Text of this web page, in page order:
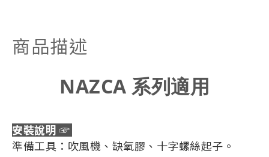
商品描述
NAZCA 系列適用
安裝說明 ☞
準備工具：吹風機、缺氧膠、十字螺絲起子。